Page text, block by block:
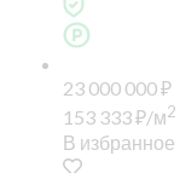
23 000 000₽
153 333₽/м2
В избранное